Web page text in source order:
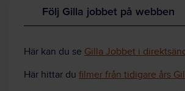
Följ Gilla jobbet på webben
Här kan du se Gilla Jobbet i
Här hittar du filmer från tidigare års